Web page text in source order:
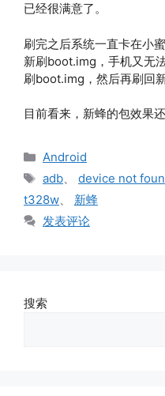
已经很满意了。
刷完之后系统一直卡在小
新刷boot.img，手机又无
刷boot.img，然后再刷回新
目前看来，新蜂的包效果
分
Android
标
签
adb、 device not
t328w、 新蜂
发表评论
搜索